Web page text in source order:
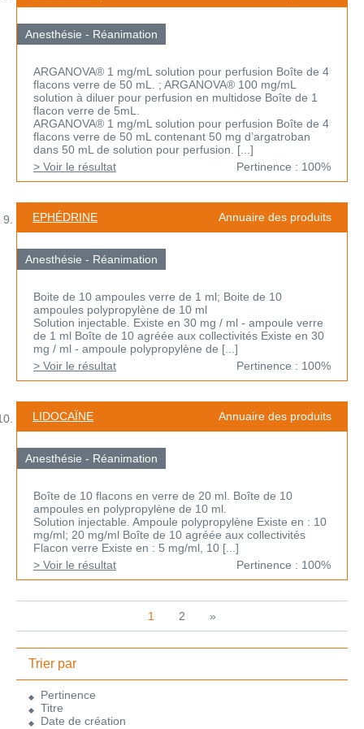
Anesthésie - Réanimation
ARGANOVA® 1 mg/mL solution pour perfusion Boîte de 4
flacons verre de 50 mL. ; ARGANOVA® 100 mg/mL
solution à diluer pour perfusion en multidose Boîte de 1
flacon verre de 5mL.
ARGANOVA® 1 mg/mL solution pour perfusion Boîte de 4
flacons verre de 50 mL contenant 50 mg d’argatroban
dans 50 mL de solution pour perfusion. [...]
> Voir le résultat
Pertinence : 100%
EPHÉDRINE Annuaire des produits
Anesthésie - Réanimation
Boite de 10 ampoules verre de 1 ml; Boite de 10
ampoules polypropylène de 10 ml
Solution injectable. Existe en 30 mg / ml - ampoule verre
de 1 ml Boîte de 10 agréée aux collectivités Existe en 30
mg / ml - ampoule polypropylène de [...]
> Voir le résultat
Pertinence : 100%
LIDOCAÏNE Annuaire des produits
Anesthésie - Réanimation
Boîte de 10 flacons en verre de 20 ml. Boîte de 10
ampoules en polypropylène de 10 ml.
Solution injectable. Ampoule polypropylène Existe en : 10
mg/ml; 20 mg/ml Boîte de 10 agréée aux collectivités
Flacon verre Existe en : 5 mg/ml, 10 [...]
> Voir le résultat
Pertinence : 100%
1 2 »
Trier par
Pertinence
Titre
Date de création